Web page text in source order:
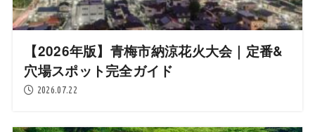
【2026年版】青梅市納涼花火大会｜定番&
穴場スポット完全ガイド
2026.07.22